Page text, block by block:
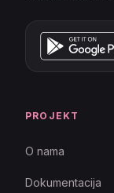
PROJEKT
O nama
Dokumentacija